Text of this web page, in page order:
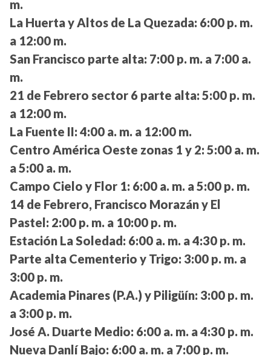
m.
La Huerta y Altos de La Quezada: 6:00 p. m.
a 12:00 m.
San Francisco parte alta: 7:00 p. m. a 7:00 a.
m.
21 de Febrero sector 6 parte alta: 5:00 p. m.
a 12:00 m.
La Fuente II: 4:00 a. m. a 12:00 m.
Centro América Oeste zonas 1 y 2: 5:00 a. m.
a 5:00 a. m.
Campo Cielo y Flor 1: 6:00 a. m. a 5:00 p. m.
14 de Febrero, Francisco Morazán y El
Pastel: 2:00 p. m. a 10:00 p. m.
Estación La Soledad: 6:00 a. m. a 4:30 p. m.
Parte alta Cementerio y Trigo: 3:00 p. m. a
3:00 p. m.
Academia Pinares (P.A.) y Piligüín: 3:00 p. m.
a 3:00 p. m.
José A. Duarte Medio: 6:00 a. m. a 4:30 p. m.
Nueva Danlí Bajo: 6:00 a. m. a 7:00 p. m.